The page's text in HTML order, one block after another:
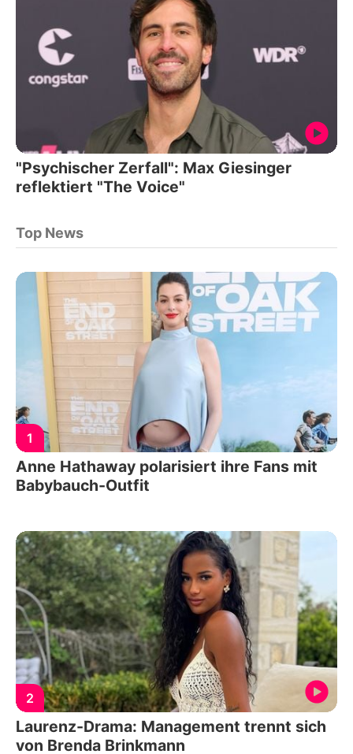
"Psychischer Zerfall": Max Giesinger
reflektiert "The Voice"
Top News
1
Anne Hathaway polarisiert ihre Fans mit
Babybauch-Outfit
2
Laurenz-Drama: Management trennt sich
von Brenda Brinkmann